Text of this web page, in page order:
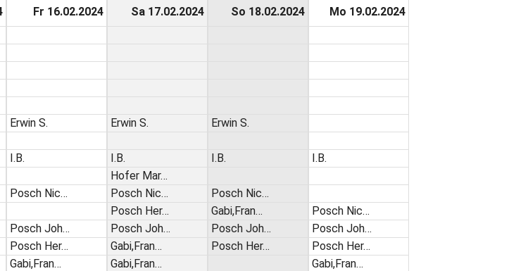
Fr 16.02.2024
Erwin S.
I.B.
Posch Nic…
Posch Joh…
Posch Her…
Gabi,Fran…
Sa 17.02.2024
Erwin S.
I.B.
Hofer Mar…
Posch Nic…
Posch Her…
Posch Joh…
Gabi,Fran…
Gabi,Fran…
So 18.02.2024
Erwin S.
I.B.
Posch Nic…
Gabi,Fran…
Posch Joh…
Posch Her…
Mo 19.02.2024
I.B.
Posch Nic…
Posch Joh…
Posch Her…
Gabi,Fran…